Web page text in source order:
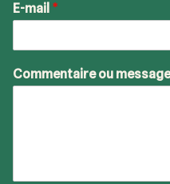
E-mail *
Commentaire ou message